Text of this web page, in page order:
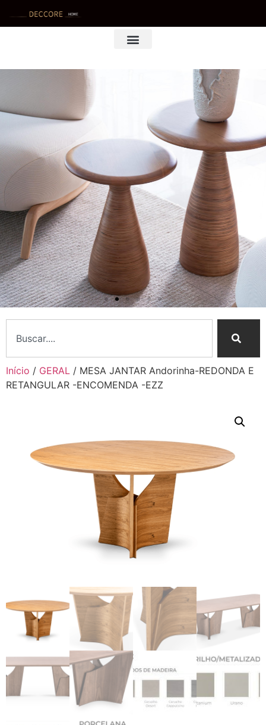
Curadoria sofisticada e
atendimento personalizado
Conheça
Início / GERAL / MESA JANTAR Andorinha-REDONDA E
RETANGULAR -ENCOMENDA -EZZ